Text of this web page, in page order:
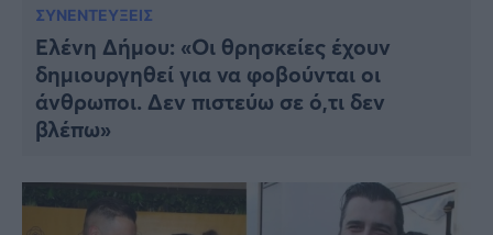
ΣΥΝΕΝΤΕΥΞΕΙΣ
Ελένη Δήμου: «Οι θρησκείες έχουν
δημιουργηθεί για να φοβούνται οι
άνθρωποι. Δεν πιστεύω σε ό,τι δεν
βλέπω»